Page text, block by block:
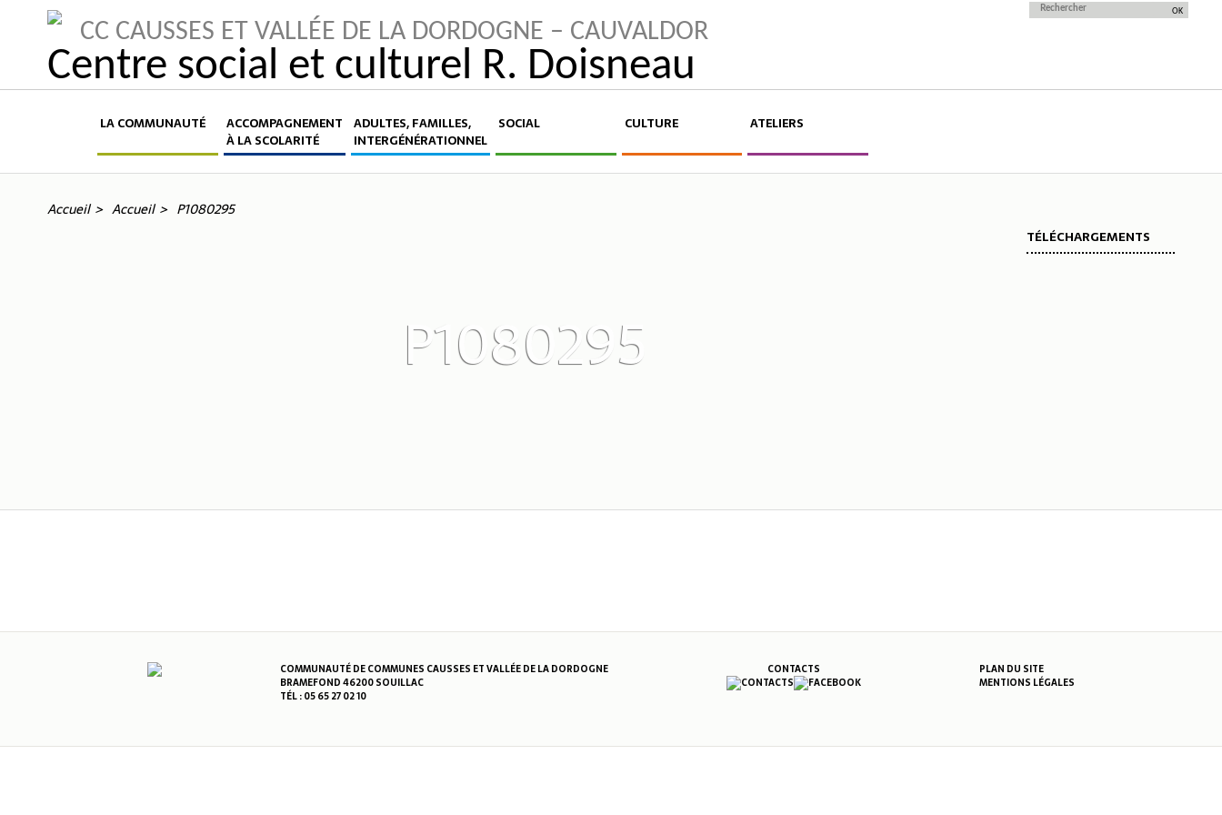
CC CAUSSES ET VALLÉE DE LA DORDOGNE – CAUVALDOR
Centre social et culturel R. Doisneau
LA COMMUNAUTÉ
ACCOMPAGNEMENT
À LA SCOLARITÉ
ADULTES, FAMILLES,
INTERGÉNÉRATIONNEL
SOCIAL CULTURE ATELIERS
Accueil Accueil P1080295
P1080295
TÉLÉCHARGEMENTS
COMMUNAUTÉ DE COMMUNES CAUSSES ET VALLÉE DE LA DORDOGNE
BRAMEFOND 46200 SOUILLAC
TÉL : 05 65 27 02 10
CONTACTS
PLAN DU SITE
MENTIONS LÉGALES